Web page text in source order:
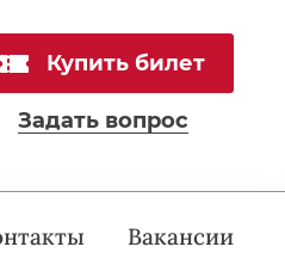
Купить билет
Задать вопрос
Вакансии